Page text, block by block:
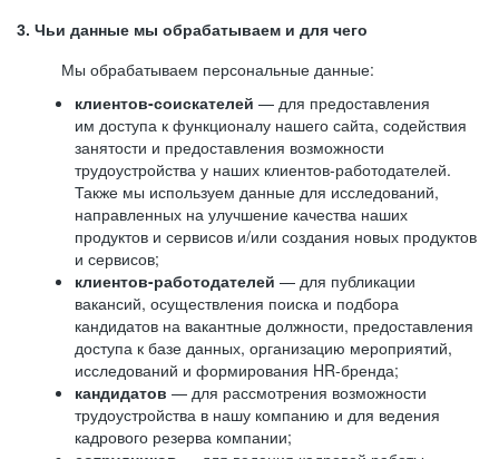
3. Чьи данные мы обрабатываем и для чего
Мы обрабатываем персональные данные:
клиентов-соискателей — для предоставления
им доступа к функционалу нашего сайта, содействия
занятости и предоставления возможности
трудоустройства у наших клиентов-работодателей.
Также мы используем данные для исследований,
направленных на улучшение качества наших
продуктов и сервисов и/или создания новых продуктов
и сервисов;
клиентов-работодателей — для публикации
вакансий, осуществления поиска и подбора
кандидатов на вакантные должности, предоставления
доступа к базе данных, организацию мероприятий,
исследований и формирования HR-бренда;
кандидатов — для рассмотрения возможности
трудоустройства в нашу компанию и для ведения
кадрового резерва компании;